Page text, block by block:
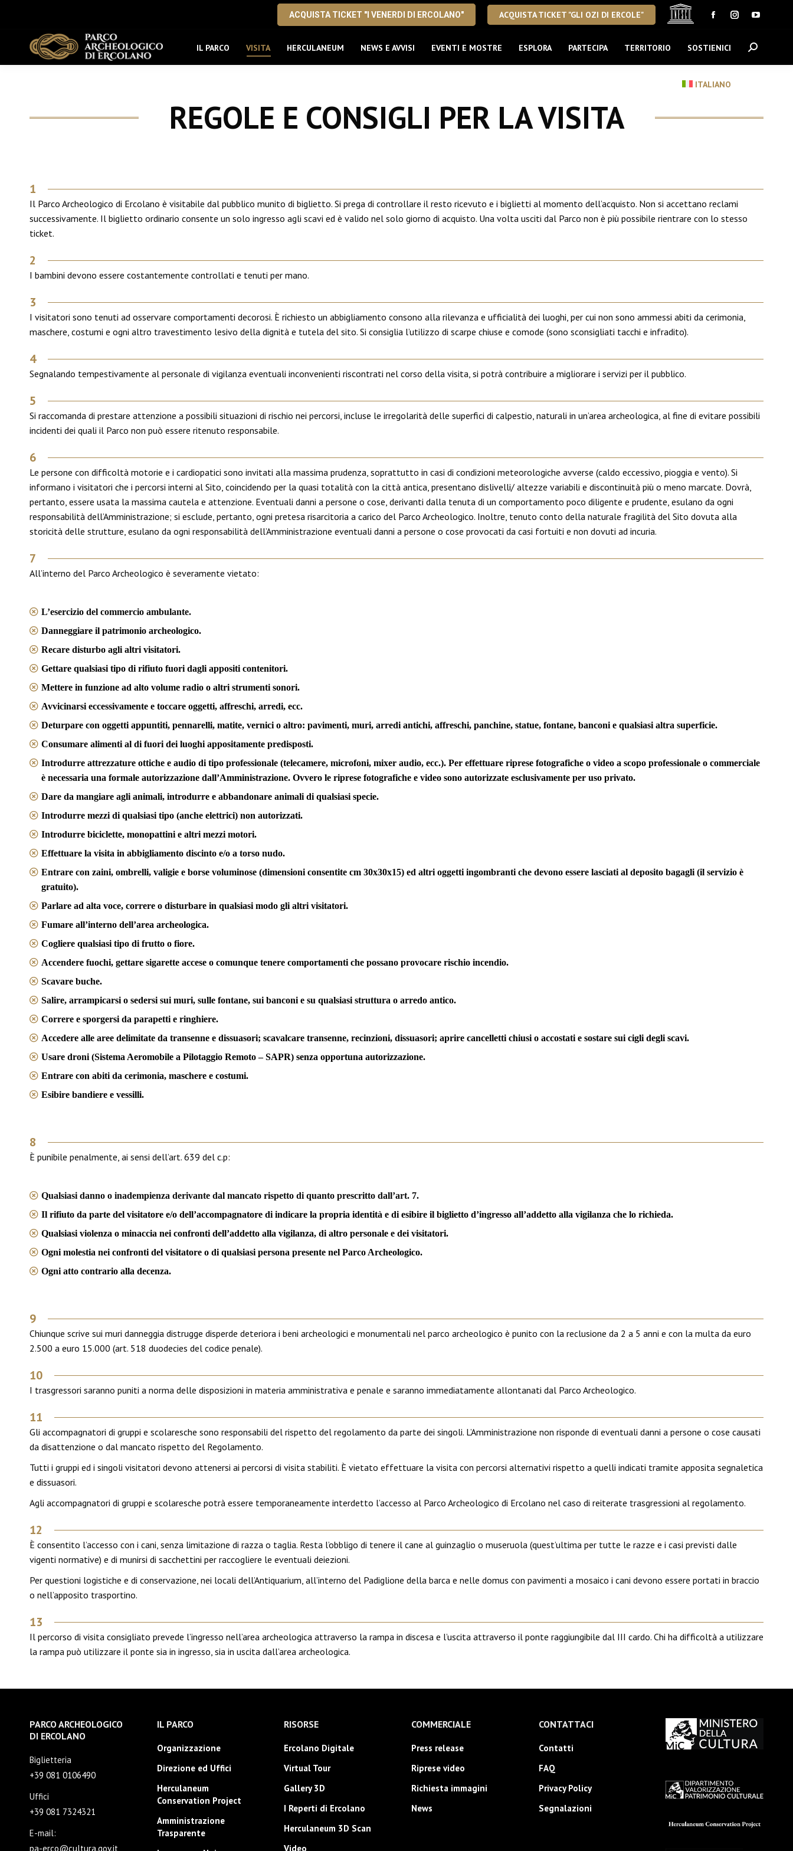
ACQUISTA TICKET "I VENERDI DI ERCOLANO" ACQUISTA TICKET "GLI OZI DI ERCOLE"
Facebook
opens
in
new
Instagram
opens
in
YouTube
opens
in
IL PARCO VISITA HERCULANEUM NEWS E AVVISI EVENTI E MOSTRE ESPLORA PARTECIPA TERRITORIO SOSTIENICI
ITALIANO
Cerca:
REGOLE E CONSIGLI PER LA VISITA
1
Il Parco Archeologico di Ercolano è visitabile dal pubblico munito di biglietto. Si prega di controllare il resto ricevuto e i biglietti al momento dell’acquisto. Non si accettano reclami
successivamente. Il biglietto ordinario consente un solo ingresso agli scavi ed è valido nel solo giorno di acquisto. Una volta usciti dal Parco non è più possibile rientrare con lo stesso
ticket.
2
I bambini devono essere costantemente controllati e tenuti per mano.
3
I visitatori sono tenuti ad osservare comportamenti decorosi. È richiesto un abbigliamento consono alla rilevanza e ufficialità dei luoghi, per cui non sono ammessi abiti da cerimonia,
maschere, costumi e ogni altro travestimento lesivo della dignità e tutela del sito. Si consiglia l’utilizzo di scarpe chiuse e comode (sono sconsigliati tacchi e infradito).
4
Segnalando tempestivamente al personale di vigilanza eventuali inconvenienti riscontrati nel corso della visita, si potrà contribuire a migliorare i servizi per il pubblico.
5
Si raccomanda di prestare attenzione a possibili situazioni di rischio nei percorsi, incluse le irregolarità delle superfici di calpestio, naturali in un’area archeologica, al fine di evitare possibili
incidenti dei quali il Parco non può essere ritenuto responsabile.
6
Le persone con difficoltà motorie e i cardiopatici sono invitati alla massima prudenza, soprattutto in casi di condizioni meteorologiche avverse (caldo eccessivo, pioggia e vento). Si
informano i visitatori che i percorsi interni al Sito, coincidendo per la quasi totalità con la città antica, presentano dislivelli/ altezze variabili e discontinuità più o meno marcate. Dovrà,
pertanto, essere usata la massima cautela e attenzione. Eventuali danni a persone o cose, derivanti dalla tenuta di un comportamento poco diligente e prudente, esulano da ogni
responsabilità dell’Amministrazione; si esclude, pertanto, ogni pretesa risarcitoria a carico del Parco Archeologico. Inoltre, tenuto conto della naturale fragilità del Sito dovuta alla
storicità delle strutture, esulano da ogni responsabilità dell’Amministrazione eventuali danni a persone o cose provocati da casi fortuiti e non dovuti ad incuria.
7
All’interno del Parco Archeologico è severamente vietato:
L’esercizio del commercio ambulante.
Danneggiare il patrimonio archeologico.
Recare disturbo agli altri visitatori.
Gettare qualsiasi tipo di rifiuto fuori dagli appositi contenitori.
Mettere in funzione ad alto volume radio o altri strumenti sonori.
Avvicinarsi eccessivamente e toccare oggetti, affreschi, arredi, ecc.
Deturpare con oggetti appuntiti, pennarelli, matite, vernici o altro: pavimenti, muri, arredi antichi, affreschi, panchine, statue, fontane, banconi e qualsiasi altra superficie.
Consumare alimenti al di fuori dei luoghi appositamente predisposti.
Introdurre attrezzature ottiche e audio di tipo professionale (telecamere, microfoni, mixer audio, ecc.). Per effettuare riprese fotografiche o video a scopo professionale o commerciale
è necessaria una formale autorizzazione dall’Amministrazione. Ovvero le riprese fotografiche e video sono autorizzate esclusivamente per uso privato.
Dare da mangiare agli animali, introdurre e abbandonare animali di qualsiasi specie.
Introdurre mezzi di qualsiasi tipo (anche elettrici) non autorizzati.
Introdurre biciclette, monopattini e altri mezzi motori.
Effettuare la visita in abbigliamento discinto e/o a torso nudo.
Entrare con zaini, ombrelli, valigie e borse voluminose (dimensioni consentite cm 30x30x15) ed altri oggetti ingombranti che devono essere lasciati al deposito bagagli (il servizio è
gratuito).
Parlare ad alta voce, correre o disturbare in qualsiasi modo gli altri visitatori.
Fumare all’interno dell’area archeologica.
Cogliere qualsiasi tipo di frutto o fiore.
Accendere fuochi, gettare sigarette accese o comunque tenere comportamenti che possano provocare rischio incendio.
Scavare buche.
Salire, arrampicarsi o sedersi sui muri, sulle fontane, sui banconi e su qualsiasi struttura o arredo antico.
Correre e sporgersi da parapetti e ringhiere.
Accedere alle aree delimitate da transenne e dissuasori; scavalcare transenne, recinzioni, dissuasori; aprire cancelletti chiusi o accostati e sostare sui cigli degli scavi.
Usare droni (Sistema Aeromobile a Pilotaggio Remoto – SAPR) senza opportuna autorizzazione.
Entrare con abiti da cerimonia, maschere e costumi.
Esibire bandiere e vessilli.
8
È punibile penalmente, ai sensi dell’art. 639 del c.p:
Qualsiasi danno o inadempienza derivante dal mancato rispetto di quanto prescritto dall’art. 7.
Il rifiuto da parte del visitatore e/o dell’accompagnatore di indicare la propria identità e di esibire il biglietto d’ingresso all’addetto alla vigilanza che lo richieda.
Qualsiasi violenza o minaccia nei confronti dell’addetto alla vigilanza, di altro personale e dei visitatori.
Ogni molestia nei confronti del visitatore o di qualsiasi persona presente nel Parco Archeologico.
Ogni atto contrario alla decenza.
9
Chiunque scrive sui muri danneggia distrugge disperde deteriora i beni archeologici e monumentali nel parco archeologico è punito con la reclusione da 2 a 5 anni e con la multa da euro
2.500 a euro 15.000 (art. 518 duodecies del codice penale).
10
I trasgressori saranno puniti a norma delle disposizioni in materia amministrativa e penale e saranno immediatamente allontanati dal Parco Archeologico.
11
Gli accompagnatori di gruppi e scolaresche sono responsabili del rispetto del regolamento da parte dei singoli. L’Amministrazione non risponde di eventuali danni a persone o cose causati
da disattenzione o dal mancato rispetto del Regolamento.
Tutti i gruppi ed i singoli visitatori devono attenersi ai percorsi di visita stabiliti. È vietato effettuare la visita con percorsi alternativi rispetto a quelli indicati tramite apposita segnaletica
e dissuasori.
Agli accompagnatori di gruppi e scolaresche potrà essere temporaneamente interdetto l’accesso al Parco Archeologico di Ercolano nel caso di reiterate trasgressioni al regolamento.
12
È consentito l’accesso con i cani, senza limitazione di razza o taglia. Resta l’obbligo di tenere il cane al guinzaglio o museruola (quest’ultima per tutte le razze e i casi previsti dalle
vigenti normative) e di munirsi di sacchettini per raccogliere le eventuali deiezioni.
Per questioni logistiche e di conservazione, nei locali dell’Antiquarium, all’interno del Padiglione della barca e nelle domus con pavimenti a mosaico i cani devono essere portati in braccio
o nell’apposito trasportino.
13
Il percorso di visita consigliato prevede l’ingresso nell’area archeologica attraverso la rampa in discesa e l’uscita attraverso il ponte raggiungibile dal III cardo. Chi ha difficoltà a utilizzare
la rampa può utilizzare il ponte sia in ingresso, sia in uscita dall’area archeologica.
PARCO ARCHEOLOGICO
DI ERCOLANO
Biglietteria
+39 081 0106490
Uffici
+39 081 7324321
E-mail:
pa-erco@cultura.gov.it
IL PARCO
Organizzazione
Direzione ed Uffici
Herculaneum
Conservation Project
Amministrazione
Trasparente
RISORSE
Ercolano Digitale
Virtual Tour
Gallery 3D
I Reperti di Ercolano
Herculaneum 3D Scan
Video
COMMERCIALE
Press release
Riprese video
Richiesta immagini
News
CONTATTACI
Contatti
FAQ
Privacy Policy
Segnalazioni